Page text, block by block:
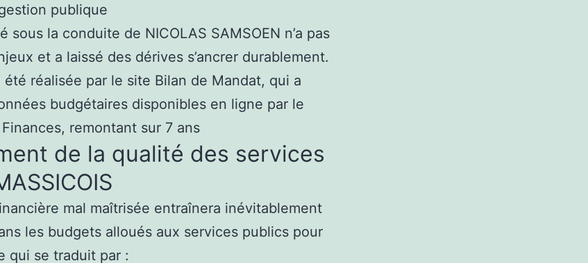
publique
sous la conduite de NICOLAS SAMSOEN n’a pas
et a laissé des dérives s’ancrer durablement.
réalisée par le site Bilan de Mandat, qui a
budgétaires disponibles en ligne par le
remontant sur 7 ans
de la qualité des services
mal maîtrisée entraînera inévitablement
les budgets alloués aux services publics pour
qui se traduit par :